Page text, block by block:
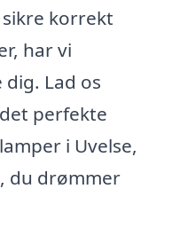
korrekt
har vi
Lad os
perfekte
i Uvelse,
du drømmer